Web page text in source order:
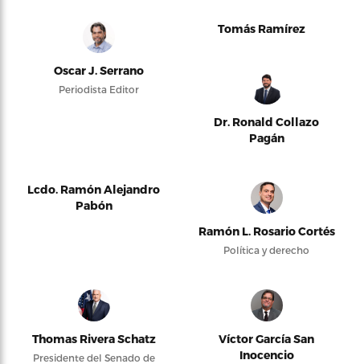
Oscar J. Serrano
Periodista Editor
Tomás Ramírez
Dr. Ronald Collazo
Pagán
Lcdo. Ramón Alejandro
Pabón
Ramón L. Rosario Cortés
Política y derecho
Thomas Rivera Schatz
Presidente del Senado de
Víctor García San
Inocencio